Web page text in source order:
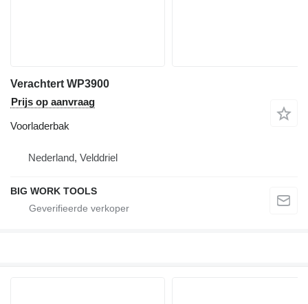
Verachtert WP3900
Prijs op aanvraag
Voorladerbak
Nederland, Velddriel
BIG WORK TOOLS